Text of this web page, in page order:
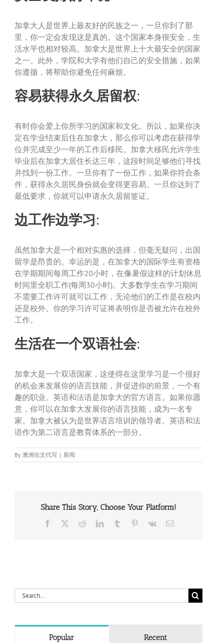
加拿大人是世界上最友好的民族之一，一旦你到了那
里，你一定会发现这是真的。这个国家本身很安全，生
活水平也相对较高。加拿大是世界上十大最安全的国家
之一。此外，学院和大学有他们自己的安全措施，如果
你遵循，将帮助你避免任何麻烦。
容易获得永久居留权:
有时你会爱上你所学习的国家和文化。所以，如果你决
定在学业结束后住在加拿大，那么你可以考虑在获得学
位并完成至少一年的工作后移民。加拿大移民允许学生
毕业后在加拿大居住长达三年，这段时间足够他们寻找
并找到一份工作。一旦你有了一份工作，如果你符合条
件，获得永久居民身份就会变得更容易。一旦你达到了
最低要求，你就可以申请永久居留签证。
边工作边学习:
虽然加拿大是一个相对实惠的选择，但毫无疑问，出国
留学是昂贵的。幸运的是，在加拿大的国际学生有资格
在学期期间每周工作20小时，在像暑假这样的计划休息
时间里全职工作(每周30小时)。大多数学生在学习期间
不需要工作许可就可以工作，无论他们的工作是在校内
还是校外。你的学习许可证将表明你是否被允许在校外
工作。
生活在一个双语社会:
加拿大是一个双语国家，这使得在这里学习是一个很好
的机会来发展你的语言技能，并促进你的前景，一个有
趣的职业。英语和法语是加拿大的官方语言。如果你愿
意，你可以在加拿大发展你的语言技能，成为一名专
家。加拿大被认为是世界语言培训的领导者。英语和法
语作为第二语言是教育体系的一部分。
By 澳洲论文代写 | 新闻
Share This Story, Choose Your Platform!
Facebook RedditLinkedInTumblr Pinterest
Vk Email
Search
for:
Popular Recent